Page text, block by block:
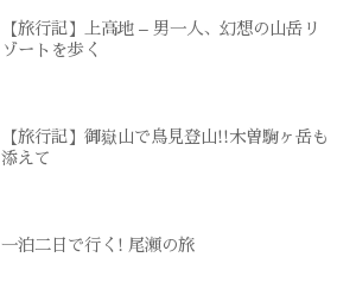
【旅行記】上高地 – 男一人、幻想の山岳リ
ゾートを歩く
【旅行記】御嶽山で鳥見登山!!木曽駒ヶ岳も
添えて
一泊二日で行く! 尾瀬の旅